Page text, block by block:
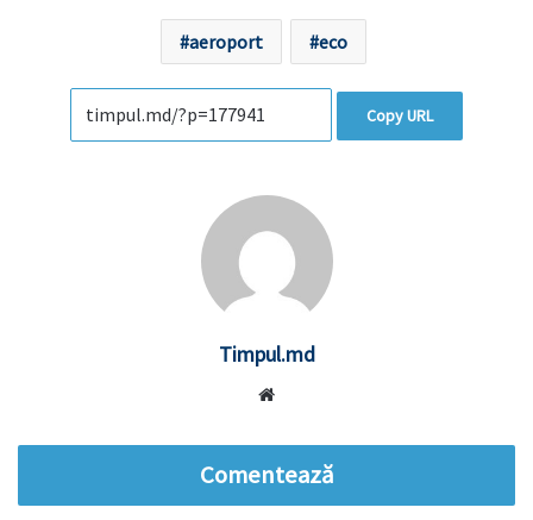
aeroport eco
Copy URL
Timpul.md
Comentează